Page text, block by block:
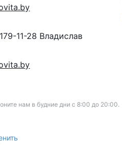
11-28 Владислав
нам в будние дни с 8:00 до 20:00.